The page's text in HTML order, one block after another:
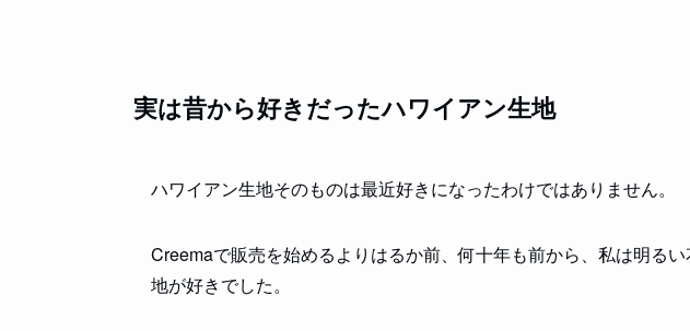
実は昔から好きだったハワイアン生地
ハワイアン生地そのものは最近好きになったわけではありません。
Creemaで販売を始めるよりはるか前、何十年も前から、私は明る
地が好きでした。